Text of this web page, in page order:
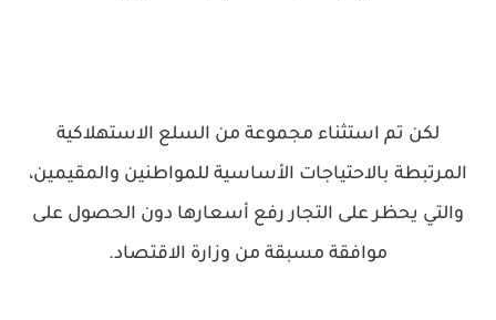
لكن تم استثناء مجموعة من السلع الاستهلاكية
المرتبطة بالاحتياجات الأساسية ‏للمواطنين والمقيمين،
والتي يحظر على التجار رفع أسعارها دون الحصول على
‏موافقة مسبقة من وزارة الاقتصاد.‏